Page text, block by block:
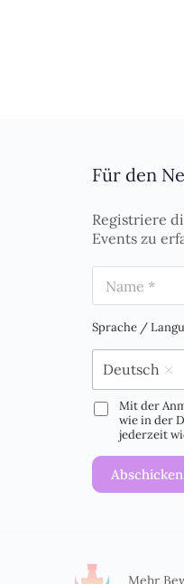
Für den
Registriere
Events zu
m
e
Sprache /
Deutsch
D
V
-
v
e
Mit der
wie in der
jederzeit
Abschicken
Mehr